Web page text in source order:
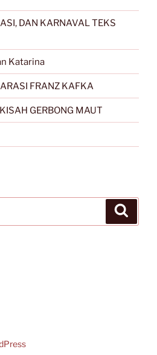
DAN KARNAVAL TEKS
Katarina
FRANZ KAFKA
GERBONG MAUT